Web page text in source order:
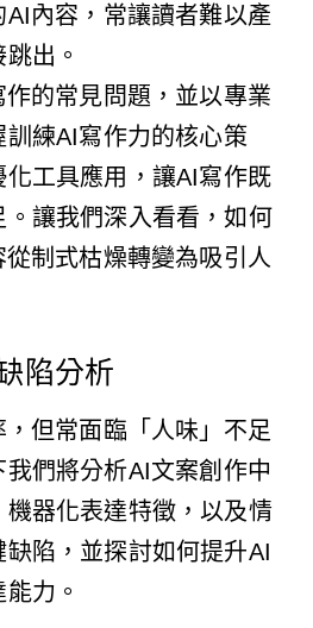
內容，常讓讀者難以產
出。
的常見問題，並以專業
練AI寫作力的核心策
化工具應用，讓AI寫作既
讓我們深入看看，如何
制式枯燥轉變為吸引人
陷分析
但常面臨「人味」不足
們將分析AI文案創作中
器化表達特徵，以及情
陷，並探討如何提升AI
力。